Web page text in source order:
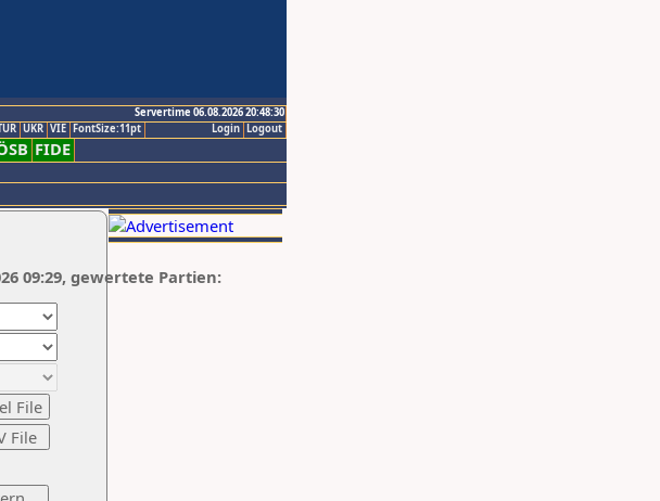
Servertime 06.08.2026 20:48:30
Logout
Login
UKR VIE FontSize:11pt
FIDE
09:29, gewertete Partien: